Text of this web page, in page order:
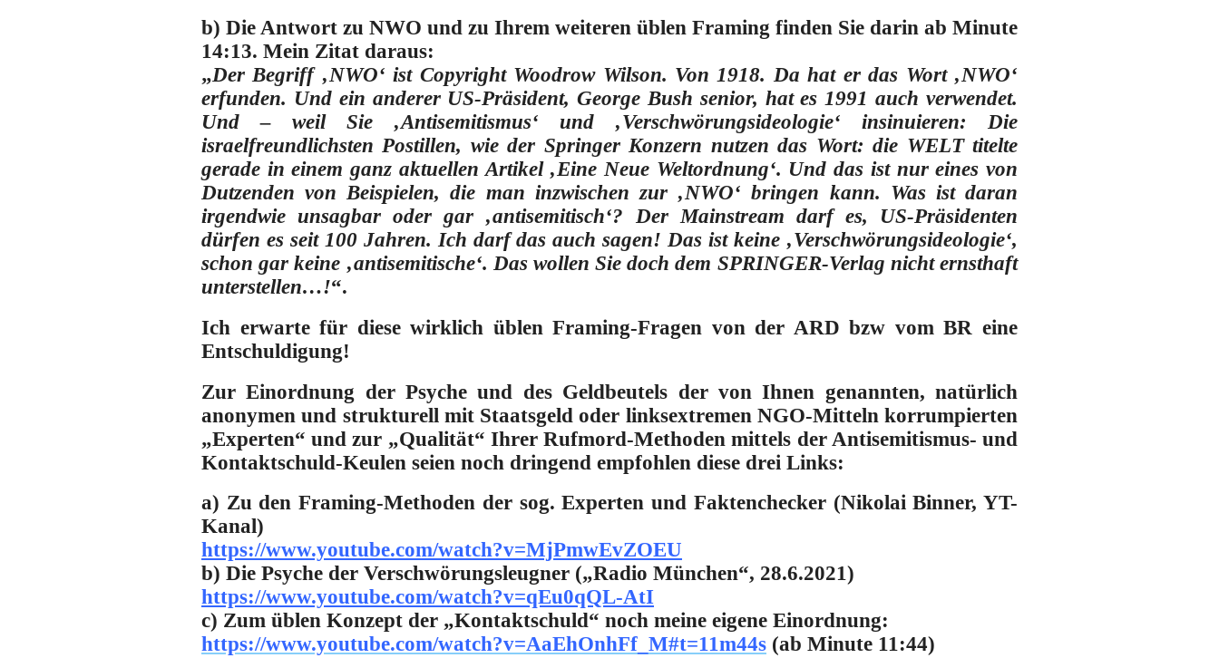
b) Die Antwort zu NWO und zu Ihrem weiteren üblen Framing finden Sie darin ab Minute
14:13. Mein Zitat daraus:
„Der Begriff ‚NWO‘ ist Copyright Woodrow Wilson. Von 1918. Da hat er das Wort ‚NWO‘
erfunden. Und ein anderer US-Präsident, George Bush senior, hat es 1991 auch verwendet.
Und – weil Sie ‚Antisemitismus‘ und ‚Verschwörungsideologie‘ insinuieren: Die
israelfreundlichsten Postillen, wie der Springer Konzern nutzen das Wort: die WELT titelte
gerade in einem ganz aktuellen Artikel ‚Eine Neue Weltordnung‘. Und das ist nur eines von
Dutzenden von Beispielen, die man inzwischen zur ‚NWO‘ bringen kann. Was ist daran
irgendwie unsagbar oder gar ‚antisemitisch‘? Der Mainstream darf es, US-Präsidenten
dürfen es seit 100 Jahren. Ich darf das auch sagen! Das ist keine ‚Verschwörungsideologie‘,
schon gar keine ‚antisemitische‘. Das wollen Sie doch dem SPRINGER-Verlag nicht ernsthaft
unterstellen…!“.
Ich erwarte für diese wirklich üblen Framing-Fragen von der ARD bzw vom BR eine
Entschuldigung!
Zur Einordnung der Psyche und des Geldbeutels der von Ihnen genannten, natürlich
anonymen und strukturell mit Staatsgeld oder linksextremen NGO-Mitteln korrumpierten
„Experten“ und zur „Qualität“ Ihrer Rufmord-Methoden mittels der Antisemitismus- und
Kontaktschuld-Keulen seien noch dringend empfohlen diese drei Links:
a) Zu den Framing-Methoden der sog. Experten und Faktenchecker (Nikolai Binner, YT-
Kanal)
https://www.youtube.com/watch?v=MjPmwEvZOEU
b) Die Psyche der Verschwörungsleugner („Radio München“, 28.6.2021)
https://www.youtube.com/watch?v=qEu0qQL-AtI
c) Zum üblen Konzept der „Kontaktschuld“ noch meine eigene Einordnung:
https://www.youtube.com/watch?v=AaEhOnhFf_M#t=11m44s (ab Minute 11:44)